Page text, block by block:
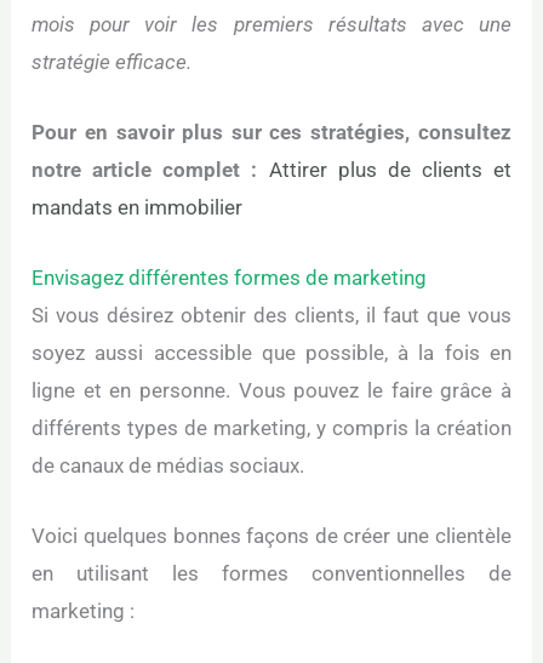
mois pour voir les premiers résultats avec une
stratégie efficace.
Pour en savoir plus sur ces stratégies, consultez
notre article complet : Attirer plus de clients et
mandats en immobilier
Envisagez différentes formes de marketing
Si vous désirez obtenir des clients, il faut que vous
soyez aussi accessible que possible, à la fois en
ligne et en personne. Vous pouvez le faire grâce à
différents types de marketing, y compris la création
de canaux de médias sociaux.
Voici quelques bonnes façons de créer une clientèle
en utilisant les formes conventionnelles de
marketing :